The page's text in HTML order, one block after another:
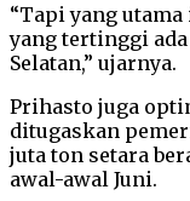
“Tapi yang
yang tertinggi
Selatan,” ujarnya.
Prihasto juga
ditugaskan
juta ton setara
awal-awal Juni.